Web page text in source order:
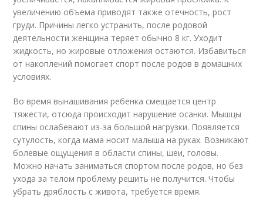
увеличению объема приводят также отечность, рост
груди. Причины легко устранить, после родовой
деятельности женщина теряет обычно 8 кг. Уходит
жидкость, но жировые отложения остаются. Избавиться
от накоплений помогает спорт после родов в домашних
условиях.
Во время вынашивания ребенка смещается центр
тяжести, отсюда происходит нарушение осанки. Мышцы
спины ослабевают из-за большой нагрузки. Появляется
сутулость, когда мама носит малыша на руках. Возникают
болевые ощущения в области спины, шеи, головы.
Можно начать заниматься спортом после родов, но без
ухода за телом проблему решить не получится. Чтобы
убрать дряблость с живота, требуется время.